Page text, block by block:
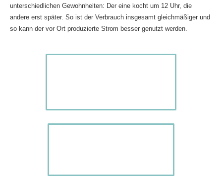
unterschiedlichen Gewohnheiten: Der eine kocht um 12 Uhr, die
andere erst später. So ist der Verbrauch insgesamt gleichmäßiger und
so kann der vor Ort produzierte Strom besser genutzt werden.